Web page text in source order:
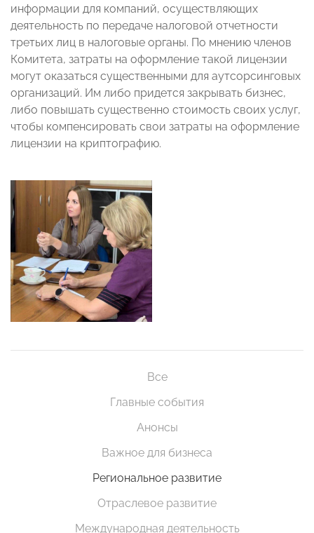
информации для компаний, осуществляющих
деятельность по передаче налоговой отчетности
третьих лиц в налоговые органы. По мнению членов
Комитета, затраты на оформление такой лицензии
могут оказаться существенными для аутсорсинговых
организаций. Им либо придется закрывать бизнес,
либо повышать существенно стоимость своих услуг,
чтобы компенсировать свои затраты на оформление
лицензии на криптографию.
Все
Главные события
Анонсы
Важное для бизнеса
Региональное развитие
Отраслевое развитие
Международная деятельность